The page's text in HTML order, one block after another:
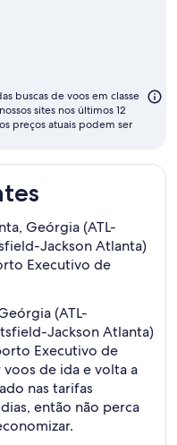
buscas de voos em classe
sites nos últimos 12
preços atuais podem ser
Geórgia (ATL-
Jackson Atlanta)
Executivo de
(ATL-
Jackson Atlanta)
Executivo de
de ida e volta a
nas tarifas
então não perca